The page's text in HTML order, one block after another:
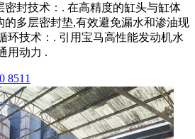
密封技术：. 在高精度的缸头与缸体
的多层密封垫,有效避免漏水和渗油现
环技术：. 引用宝马高性能发动机水
用动力 .
8511